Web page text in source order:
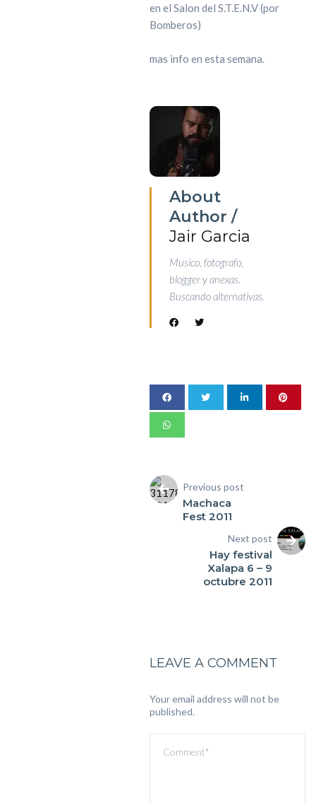
en el Salon del S.T.E.N.V (por
Bomberos)
mas info en esta semana.
About
Author /
Jair Garcia
Musico, fotografo,
blogger y anexas.
Buscando alternativas.
Previous post
Machaca
Fest 2011
Next post
Hay festival
Xalapa 6 – 9
octubre 2011
LEAVE A COMMENT
Your email address will not be
published.